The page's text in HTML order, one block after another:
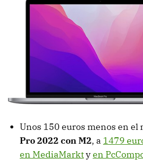
Unos 150 euros menos en el
Pro 2022 con M2, a 1479
en MediaMarktyen